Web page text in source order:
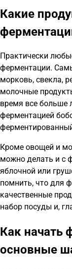
Какие
Практически
ферментации.
морковь, свекла,
молочные
время все больше
ферментацией
Кроме овощей и
можно делать и с
яблочной или
помнить, что для
качественные
набор посуды и,
Как начать
основные